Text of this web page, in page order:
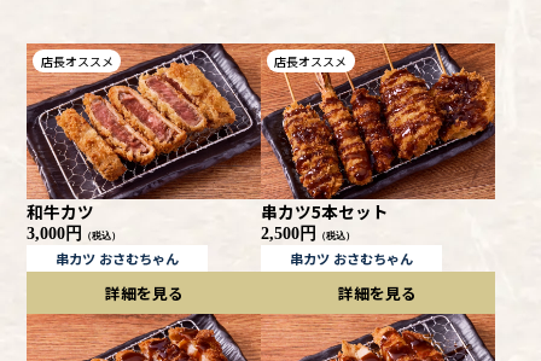
店長オススメ
和牛カツ
3,000円 （税込）
串カツ おさむちゃん
詳細を見る
店長オススメ
串カツ5本セット
2,500円 （税込）
串カツ おさむちゃん
詳細を見る